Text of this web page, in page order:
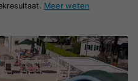
Meer weten